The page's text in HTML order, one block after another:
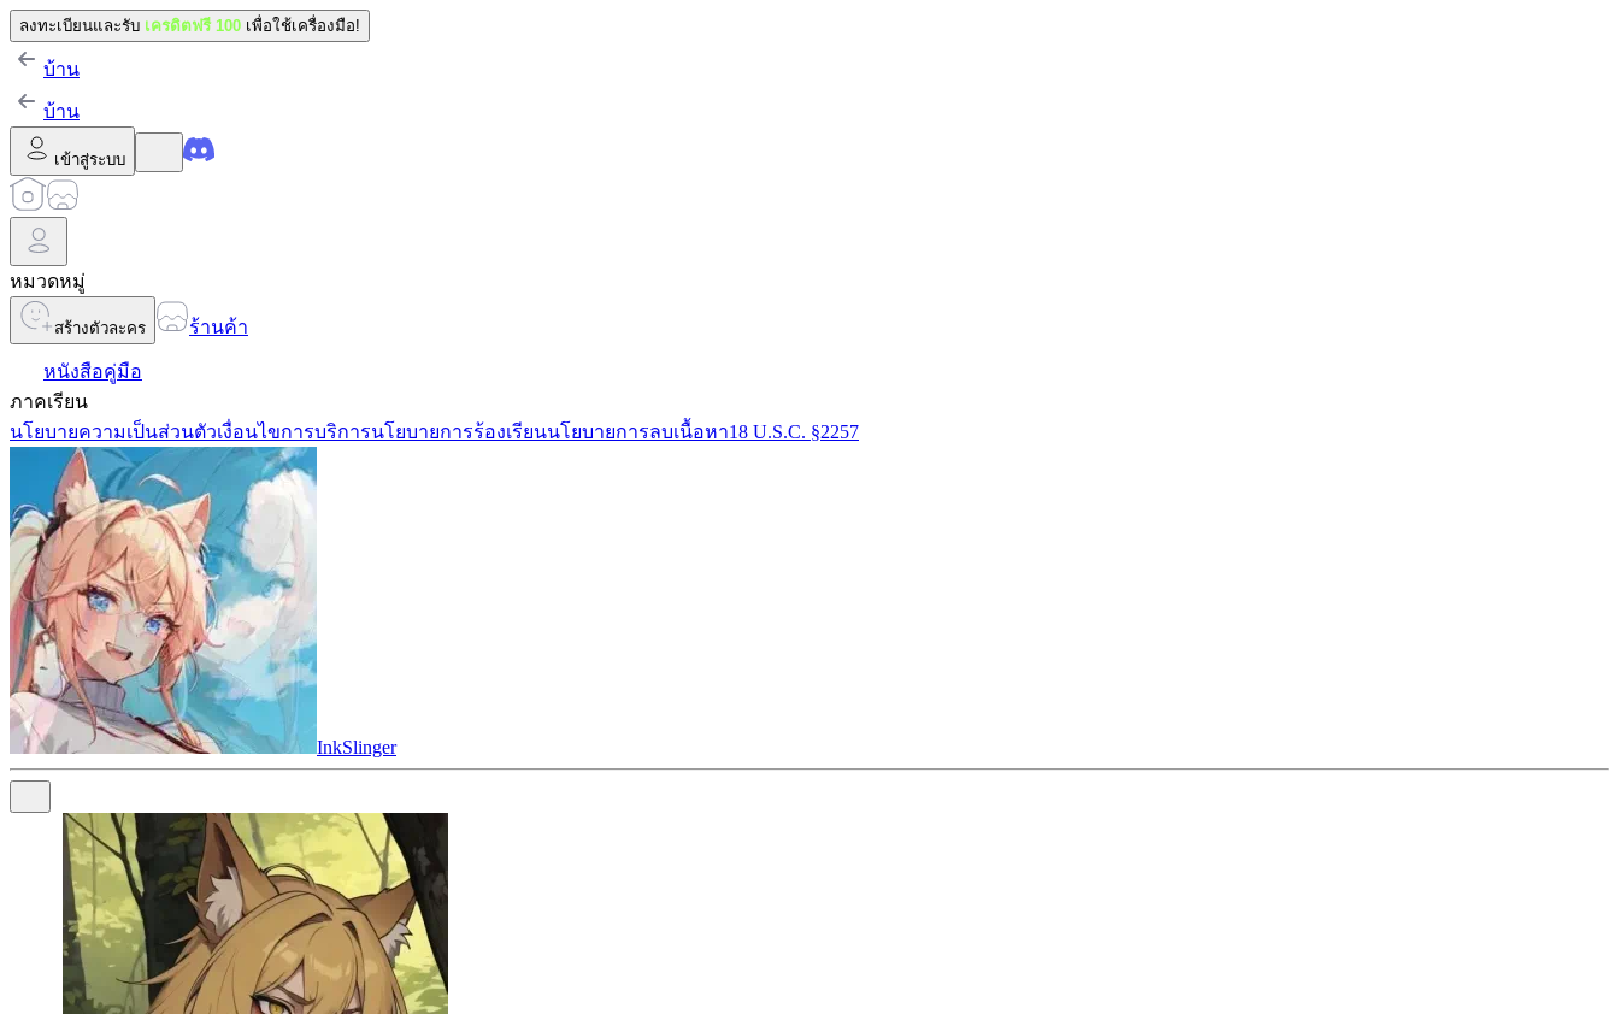
ลงทะเบียนและรับ เครดิตฟรี 100 เพื่อใช้เครื่องมือ!
บ้าน
บ้าน
เข้าสู่ระบบ
หมวดหมู่
สร้างตัวละคร ร้านค้า
หนังสือคู่มือ
ภาคเรียน
นโยบายความเป็นส่วนตัวเงื่อนไขการบริการนโยบายการร้องเรียนนโยบายการลบเนื้อหา18 U.S.C. §2257
InkSlinger